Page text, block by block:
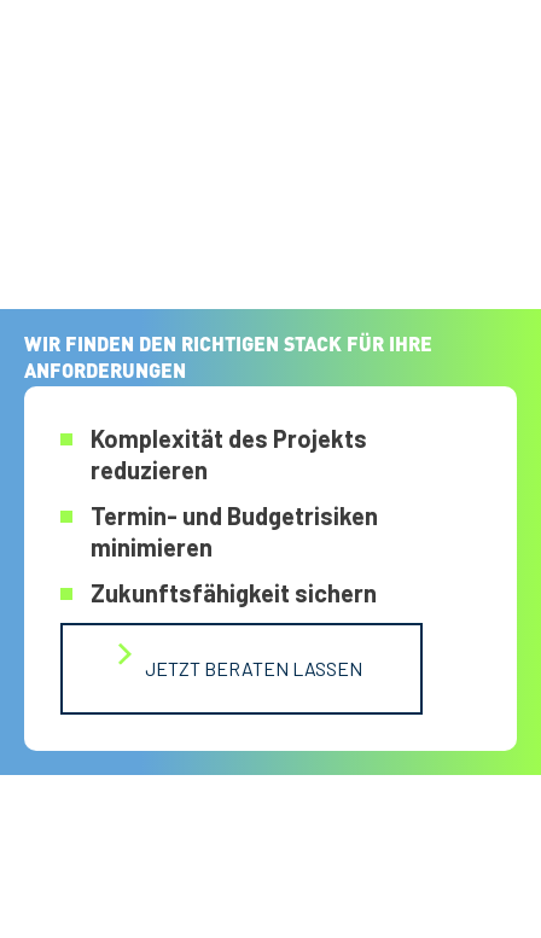
WIR FINDEN DEN RICHTIGEN STACK FÜR IHRE
ANFORDERUNGEN
Komplexität des Projekts
reduzieren
Termin- und Budgetrisiken
minimieren
Zukunftsfähigkeit sichern
JETZT BERATEN LASSEN